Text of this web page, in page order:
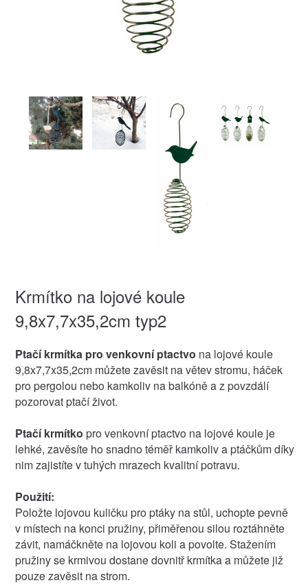
Krmítko na lojové koule
9,8x7,7x35,2cm typ2
Ptačí krmítka pro venkovní ptactvo na lojové koule
9,8x7,7x35,2cm můžete zavěsit na větev stromu, háček
pro pergolou nebo kamkoliv na balkóně a z povzdálí
pozorovat ptačí život.
Ptačí krmítko pro venkovní ptactvo na lojové koule je
lehké, zavěsíte ho snadno téměř kamkoliv a ptáčkům díky
nim zajistíte v tuhých mrazech kvalitní potravu.
Použití:
Položte lojovou kuličku pro ptáky na stůl, uchopte pevně
v místech na konci pružiny, přiměřenou silou roztáhněte
závit, namáčkněte na lojovou koli a povolte. Stažením
pružiny se krmivou dostane dovnitř krmítka a můžete již
pouze zavěsit na strom.